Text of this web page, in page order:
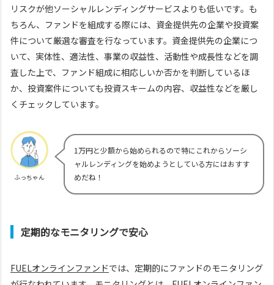
リスクが他ソーシャルレンディングサービスよりも低いです。も
ちろん、ファンドを組成する際には、資金提供先の企業や投資案
件について厳選な審査を行なっています。資金提供先の企業につ
いて、実体性、適法性、事業の収益性、活動性や成長性などを調
査した上で、ファンド組成に相応しいか否かを判断しているほ
か、投資案件についても投資スキームの内容、収益性などを厳し
くチェックしています。
ふっちゃん
1万円と少額から始められるので特にこれからソーシ
ャルレンディングを始めようとしている方にはおすす
めだね！
定期的なモニタリングで安心
FUELオンラインファンドでは、定期的にファンドのモニタリング